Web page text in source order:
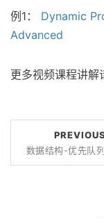
例1： Dynamic
Advanced
更多视频课程讲解
PREVIOUS
数据结构-优先队